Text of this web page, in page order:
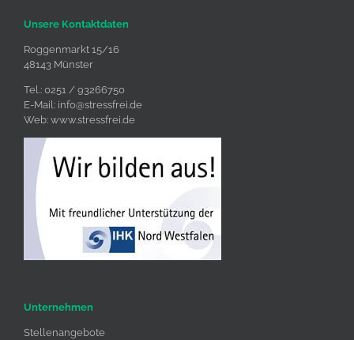
Unsere Kontaktdaten
Roggenmarkt 15/16
48143 Münster
Tel.: 0251 / 93266750
E-Mail: info@stressfrei.de
Web: www.stressfrei.de
Unternehmen
Stellenangebote